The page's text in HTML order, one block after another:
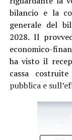
rispetto ad altri
bilancio e la
generale del
2028. Il
economico-
ha visto il
cassa
pubblica e